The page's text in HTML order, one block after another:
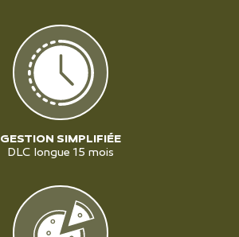
GESTION SIMPLIFIÉE
DLC longue 15 mois